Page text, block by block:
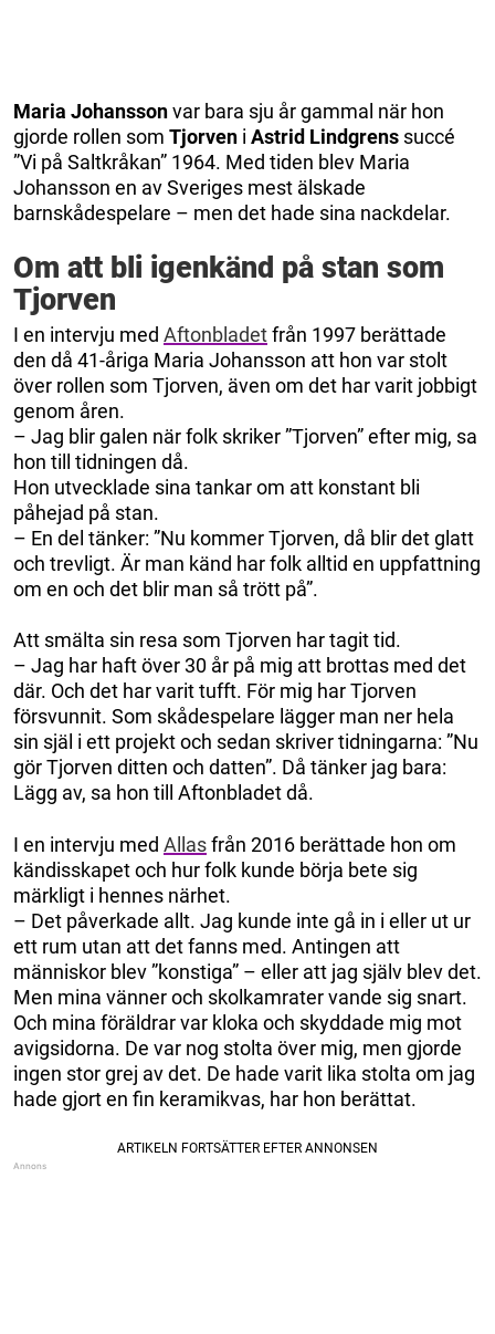
Maria Johanssonvar bara sju år gammal när hon
gjorde rollen som Tjorven i Astrid Lindgrens succé
”Vi på Saltkråkan” 1964. Med tiden blev Maria
Johansson en av Sveriges mest älskade
barnskådespelare – men det hade sina nackdelar.
Om att bli igenkänd på stan som
Tjorven
I en intervju med Aftonbladetfrån 1997 berättade
den då 41-åriga Maria Johansson att hon var stolt
över rollen som Tjorven, även om det har varit jobbigt
genom åren.
– Jag blir galen när folk skriker ”Tjorven” efter mig, sa
hon till tidningen då.
Hon utvecklade sina tankar om att konstant bli
påhejad på stan.
– En del tänker: ”Nu kommer Tjorven, då blir det glatt
och trevligt. Är man känd har folk alltid en uppfattning
om en och det blir man så trött på”.
Att smälta sin resa som Tjorven har tagit tid.
– Jag har haft över 30 år på mig att brottas med det
där. Och det har varit tufft. För mig har Tjorven
försvunnit. Som skådespelare lägger man ner hela
sin själ i ett projekt och sedan skriver tidningarna: ”Nu
gör Tjorven ditten och datten”. Då tänker jag bara:
Lägg av, sa hon till Aftonbladet då.
I en intervju med Allasfrån 2016 berättade hon om
kändisskapet och hur folk kunde börja bete sig
märkligt i hennes närhet.
– Det påverkade allt. Jag kunde inte gå in i eller ut ur
ett rum utan att det fanns med. Antingen att
människor blev ”konstiga” – eller att jag själv blev det.
Men mina vänner och skolkamrater vande sig snart.
Och mina föräldrar var kloka och skyddade mig mot
avigsidorna. De var nog stolta över mig, men gjorde
ingen stor grej av det. De hade varit lika stolta om jag
hade gjort en fin keramikvas, har hon berättat.